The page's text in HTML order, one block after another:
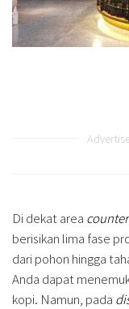
Di dekat area counter
berisikan lima fase
dari pohon hingga
Anda dapat
kopi. Namun, pada